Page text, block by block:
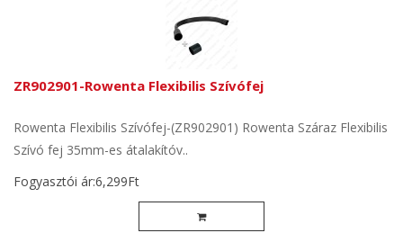
ZR902901-Rowenta Flexibilis Szívófej
Rowenta Flexibilis Szívófej-(ZR902901) Rowenta Száraz Flexibilis
Szívó fej 35mm-es átalakítóv..
Fogyasztói ár:6,299Ft